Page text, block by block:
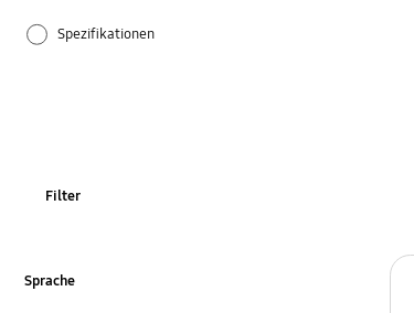
Spezifikationen
Filter
Sprache